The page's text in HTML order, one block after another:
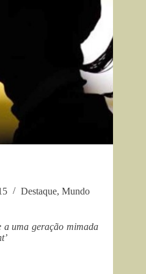
Destaque, Mundo
a uma geração mimada